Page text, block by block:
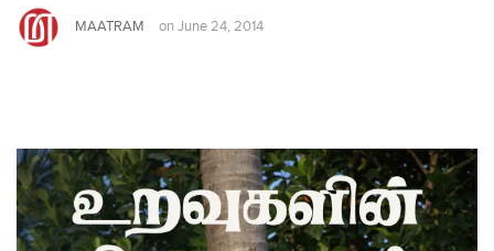
MAATRAM on June 24, 2014